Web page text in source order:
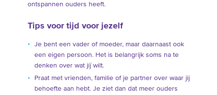
ontspannen ouders heeft.
Tips voor tijd voor jezelf
Je bent een vader of moeder, maar daarnaast ook
een eigen persoon. Het is belangrijk soms na te
denken over wat jíj wilt.
Praat met vrienden, familie of je partner over waar jij
behoefte aan hebt. Je ziet dan dat meer ouders